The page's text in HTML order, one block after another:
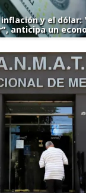
y el
anticipa un